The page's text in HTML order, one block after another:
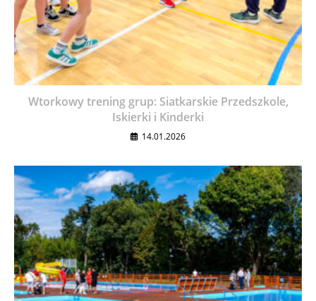
Wtorkowy trening grup: Siatkarskie Przedszkole,
Iskierki i Kinderki
14.01.2026